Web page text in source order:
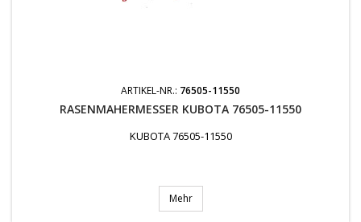
ARTIKEL-NR.: 76505-11550
RASENMAHERMESSER KUBOTA 76505-11550
KUBOTA 76505-11550
Mehr